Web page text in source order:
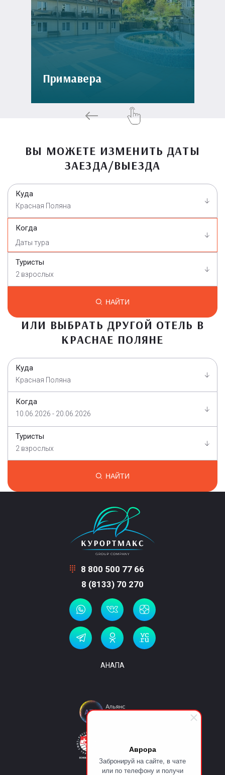
Аврора
Забронируй на сайте, в чате
или по телефону и получи
Примавера
ВЫ МОЖЕТЕ ИЗМЕНИТЬ ДАТЫ
ЗАЕЗДА/ВЫЕЗДА
Куда
Красная Поляна
Когда
Туристы
2 взрослых
НАЙТИ
ИЛИ ВЫБРАТЬ ДРУГОЙ ОТЕЛЬ В
КРАСНАЕ ПОЛЯНЕ
Куда
Красная Поляна
Когда
10.06.2026 - 20.06.2026
Туристы
2 взрослых
НАЙТИ
8 800 500 77 66
8 (8133) 70 270
АНАПА